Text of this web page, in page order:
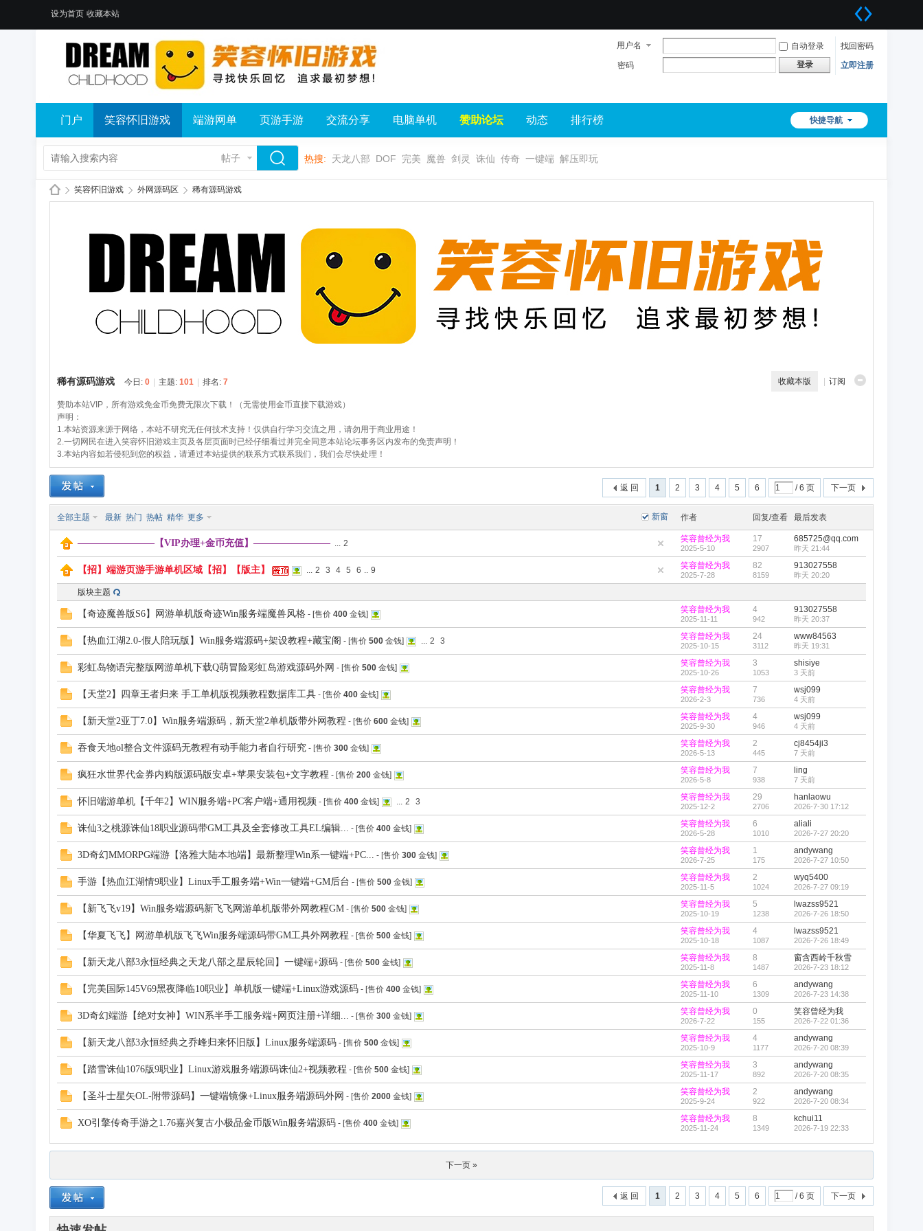
设为首页 收藏本站
用户名 自动登录
找回密码
密码
登录 立即注册
快捷导航
门户 笑容怀旧游戏 端游网单 页游手游 交流分享 电脑单机 赞助论坛 动态 排行榜
帖子 热搜: 天龙八部 DOF 完美 魔兽 剑灵 诛仙 传奇 一键端 解压即玩
容
享
笑容怀旧游戏
›
外网源码区 稀有源码游戏
收藏本版 订阅
稀有源码游戏 今日: 0 主题: 101 排名: 7
赞助本站VIP，所有游戏免金币免费无限次下载！（无需使用金币直接下载游戏）
声明：
1.本站资源来源于网络，本站不研究无任何技术支持！仅供自行学习交流之用，请勿用于商业用途！
2.一切网民在进入笑容怀旧游戏主页及各层页面时已经仔细看过并完全同意本站论坛事务区内发布的免责声明！
3.本站内容如若侵犯到您的权益，请通过本站提供的联系方式联系我们，我们会尽快处理！
1 2 3 4 5 6 / 6 页 下一页
返 回
新窗
全部主题 最新 热门 热帖 精华 更多 作者 回复/查看 最后发表
————————【VIP办理+金币充值】———————— ... 2 笑容曾经为我
2025-5-10
17
2907
685725@qq.com
昨天 21:44
【招】端游页游手游单机区域【招】【版主】 ... 2 3 4 5 6 .. 9 笑容曾经为我
2025-7-28
82
8159
913027558
昨天 20:20
版块主题
【奇迹魔兽版S6】网游单机版奇迹Win服务端魔兽风格 - [售价 400 金钱] 笑容曾经为我
2025-11-11
4
942
913027558
昨天 20:37
【热血江湖2.0-假人陪玩版】Win服务端源码+架设教程+藏宝阁 - [售价 500 金钱] ... 2 3 笑容曾经为我
2025-10-15
24
3112
www84563
昨天 19:31
彩虹岛物语完整版网游单机下载Q萌冒险彩虹岛游戏源码外网 - [售价 500 金钱] 笑容曾经为我
2025-10-26
3
1053
shisiye
3 天前
【天堂2】四章王者归来 手工单机版视频教程数据库工具 - [售价 400 金钱] 笑容曾经为我
2026-2-3
7
736
wsj099
4 天前
【新天堂2亚丁7.0】Win服务端源码，新天堂2单机版带外网教程 - [售价 600 金钱] 笑容曾经为我
2025-9-30
4
946
wsj099
4 天前
吞食天地ol整合文件源码无教程有动手能力者自行研究 - [售价 300 金钱] 笑容曾经为我
2026-5-13
2
445
cj8454ji3
7 天前
疯狂水世界代金券内购版源码版安卓+苹果安装包+文字教程 - [售价 200 金钱] 笑容曾经为我
2026-5-8
7
938
ling
7 天前
怀旧端游单机【千年2】WIN服务端+PC客户端+通用视频 - [售价 400 金钱] ... 2 3 笑容曾经为我
2025-12-2
29
2706
hanlaowu
2026-7-30 17:12
诛仙3之桃源诛仙18职业源码带GM工具及全套修改工具EL编辑... - [售价 400 金钱] 笑容曾经为我
2026-5-28
6
1010
aliali
2026-7-27 20:20
3D奇幻MMORPG端游【洛雅大陆本地端】最新整理Win系一键端+PC... - [售价 300 金钱] 笑容曾经为我
2026-7-25
1
175
andywang
2026-7-27 10:50
手游【热血江湖情9职业】Linux手工服务端+Win一键端+GM后台 - [售价 500 金钱] 笑容曾经为我
2025-11-5
2
1024
wyq5400
2026-7-27 09:19
【新飞飞v19】Win服务端源码新飞飞网游单机版带外网教程GM - [售价 500 金钱] 笑容曾经为我
2025-10-19
5
1238
lwazss9521
2026-7-26 18:50
【华夏飞飞】网游单机版飞飞Win服务端源码带GM工具外网教程 - [售价 500 金钱] 笑容曾经为我
2025-10-18
4
1087
lwazss9521
2026-7-26 18:49
【新天龙八部3永恒经典之天龙八部之星辰轮回】一键端+源码 - [售价 500 金钱] 笑容曾经为我
2025-11-8
8
1487
窗含西岭千秋雪
2026-7-23 18:12
【完美国际145V69黑夜降临10职业】单机版一键端+Linux游戏源码 - [售价 400 金钱] 笑容曾经为我
2025-11-10
6
1309
andywang
2026-7-23 14:38
3D奇幻端游【绝对女神】WIN系半手工服务端+网页注册+详细... - [售价 300 金钱] 笑容曾经为我
2026-7-22
0
155
笑容曾经为我
2026-7-22 01:36
【新天龙八部3永恒经典之乔峰归来怀旧版】Linux服务端源码 - [售价 500 金钱] 笑容曾经为我
2025-10-9
4
1177
andywang
2026-7-20 08:39
【踏雪诛仙1076版9职业】Linux游戏服务端源码诛仙2+视频教程 - [售价 500 金钱] 笑容曾经为我
2025-11-17
3
892
andywang
2026-7-20 08:35
【圣斗士星矢OL-附带源码】一键端镜像+Linux服务端源码外网 - [售价 2000 金钱] 笑容曾经为我
2025-9-24
2
922
andywang
2026-7-20 08:34
XO引擎传奇手游之1.76嘉兴复古小极品金币版Win服务端源码 - [售价 400 金钱] 笑容曾经为我
2025-11-24
8
1349
kchui11
2026-7-19 22:33
下一页 »
1 2 3 4 5 6 / 6 页 下一页
返 回